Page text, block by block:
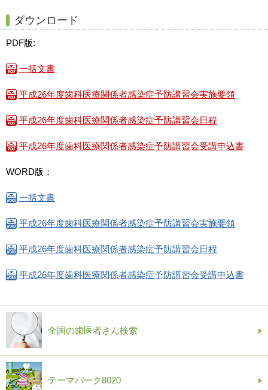
ダウンロード
PDF版:
一括文書
平成26年度歯科医療関係者感染症予防講習会実施要領
平成26年度歯科医療関係者感染症予防講習会日程
平成26年度歯科医療関係者感染症予防講習会受講申込書
WORD版：
一括文書
平成26年度歯科医療関係者感染症予防講習会実施要領
平成26年度歯科医療関係者感染症予防講習会日程
平成26年度歯科医療関係者感染症予防講習会受講申込書
全国の歯医者さん検索
テーマパーク8020